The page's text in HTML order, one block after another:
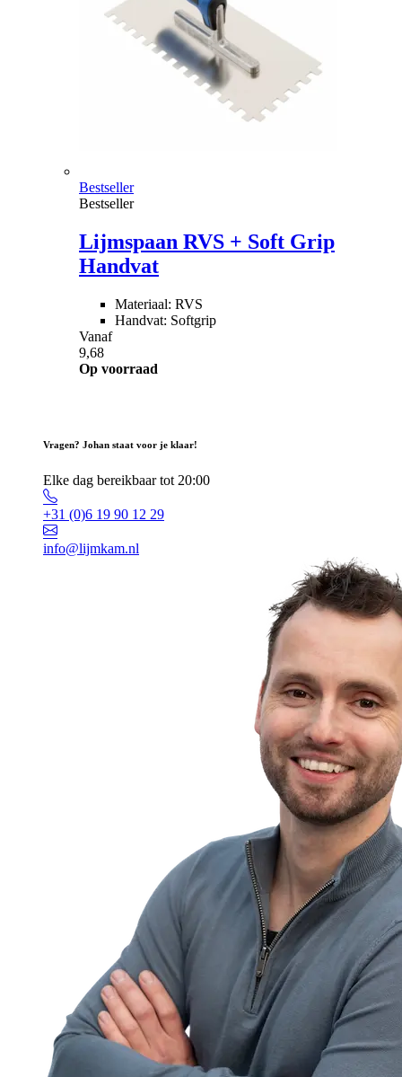
Bestseller
Bestseller
Lijmspaan RVS + Soft Grip
Handvat
Materiaal: RVS
Handvat: Softgrip
Vanaf
9,68
Op voorraad
Vragen? Johan staat voor je klaar!
Elke dag bereikbaar tot 20:00
+31 (0)6 19 90 12 29
info@lijmkam.nl